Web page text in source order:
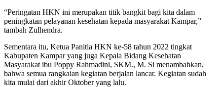
“Peringatan HKN ini merupakan titik bangkit bagi kita dalam
peningkatan pelayanan kesehatan kepada masyarakat Kampar,”
tambah Zulhendra.
Sementara itu, Ketua Panitia HKN ke-58 tahun 2022 tingkat
Kabupaten Kampar yang juga Kepala Bidang Kesehatan
Masyarakat ibu Poppy Rahmadini, SKM., M. Si menambahkan,
bahwa semua rangkaian kegiatan berjalan lancar. Kegiatan sudah
kita mulai dari akhir Oktober yang lalu.